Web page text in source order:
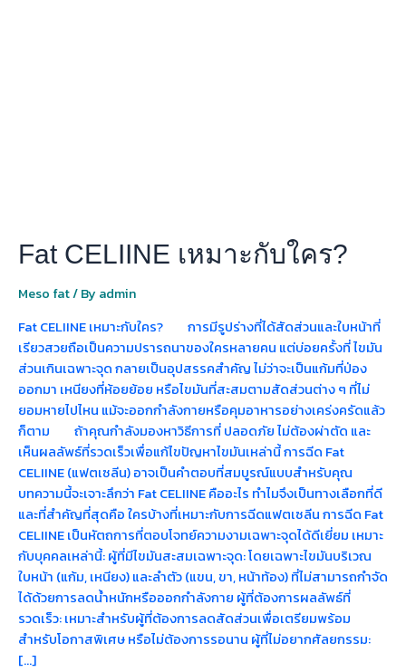
Fat CELIINE เหมาะกับใคร?
Meso fat/ By admin
Fat CELIINE เหมาะกับใคร? การมีรูปร่างที่ได้สัดส่วนและใบหน้าที่
เรียวสวยถือเป็นความปรารถนาของใครหลายคน แต่บ่อยครั้งที่ ไขมัน
ส่วนเกินเฉพาะจุด กลายเป็นอุปสรรคสำคัญ ไม่ว่าจะเป็นแก้มที่ป่อง
ออกมา เหนียงที่ห้อยย้อย หรือไขมันที่สะสมตามสัดส่วนต่าง ๆ ที่ไม่
ยอมหายไปไหน แม้จะออกกำลังกายหรือคุมอาหารอย่างเคร่งครัดแล้ว
ก็ตาม ถ้าคุณกำลังมองหาวิธีการที่ ปลอดภัย ไม่ต้องผ่าตัด และ
เห็นผลลัพธ์ที่รวดเร็วเพื่อแก้ไขปัญหาไขมันเหล่านี้ การฉีด Fat
CELIINE (แฟตเซลีน) อาจเป็นคำตอบที่สมบูรณ์แบบสำหรับคุณ
บทความนี้จะเจาะลึกว่า Fat CELIINE คืออะไร ทำไมจึงเป็นทางเลือกที่ดี
และที่สำคัญที่สุดคือ ใครบ้างที่เหมาะกับการฉีดแฟตเซลีน การฉีด Fat
CELIINE เป็นหัตถการที่ตอบโจทย์ความงามเฉพาะจุดได้ดีเยี่ยม เหมาะ
กับบุคคลเหล่านี้: ผู้ที่มีไขมันสะสมเฉพาะจุด: โดยเฉพาะไขมันบริเวณ
ใบหน้า (แก้ม, เหนียง) และลำตัว (แขน, ขา, หน้าท้อง) ที่ไม่สามารถกำจัด
ได้ด้วยการลดน้ำหนักหรือออกกำลังกาย ผู้ที่ต้องการผลลัพธ์ที่
รวดเร็ว: เหมาะสำหรับผู้ที่ต้องการลดสัดส่วนเพื่อเตรียมพร้อม
สำหรับโอกาสพิเศษ หรือไม่ต้องการรอนาน ผู้ที่ไม่อยากศัลยกรรม:
[…]